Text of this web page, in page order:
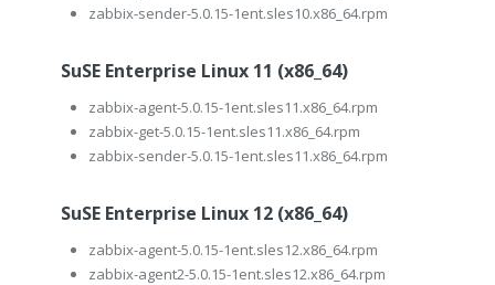
zabbix-sender-5.0.15-1ent.sles10.x86_64.rpm
SuSE Enterprise Linux 11 (x86_64)
zabbix-agent-5.0.15-1ent.sles11.x86_64.rpm
zabbix-get-5.0.15-1ent.sles11.x86_64.rpm
zabbix-sender-5.0.15-1ent.sles11.x86_64.rpm
SuSE Enterprise Linux 12 (x86_64)
zabbix-agent-5.0.15-1ent.sles12.x86_64.rpm
zabbix-agent2-5.0.15-1ent.sles12.x86_64.rpm